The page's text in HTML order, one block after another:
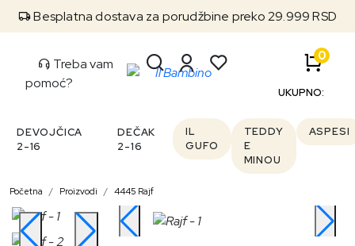
Besplatna dostava za porudžbine preko 29.999 RSD
Treba vam
pomoć?
0
UKUPNO:
DEVOJČICA
2-16
DEČAK
2-16
IL
GUFO
TEDDY
E
MINOU
ASPESI
Početna Proizvodi 4445 Rajf